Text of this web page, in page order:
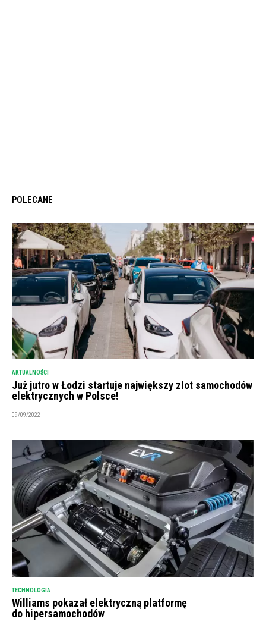
POLECANE
AKTUALNOŚCI
Już jutro w Łodzi startuje największy zlot samochodów
elektrycznych w Polsce!
09/09/2022
TECHNOLOGIA
Williams pokazał elektryczną platformę
do hipersamochodów